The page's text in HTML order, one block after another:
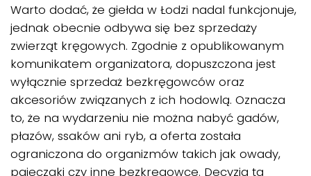
Warto dodać, że giełda w Łodzi nadal funkcjonuje,
jednak obecnie odbywa się bez sprzedaży
zwierząt kręgowych. Zgodnie z opublikowanym
komunikatem organizatora, dopuszczona jest
wyłącznie sprzedaż bezkręgowców oraz
akcesoriów związanych z ich hodowlą. Oznacza
to, że na wydarzeniu nie można nabyć gadów,
płazów, ssaków ani ryb, a oferta została
ograniczona do organizmów takich jak owady,
pajęczaki czy inne bezkręgowce. Decyzja ta